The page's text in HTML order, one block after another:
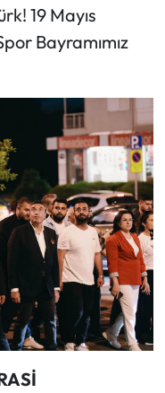
19 Mayıs
Bayramımız